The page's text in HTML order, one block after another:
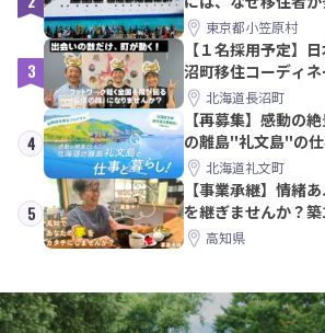
みた東京都小笠原村
3
【１名採用予定】
沼町移住コーディ
す！北海道長沼町
4
【再募集】感動の
の離島"礼文島"の仕
北海道礼文町
5
【事業承継】情緒
を継ぎませんか？
ら約10年！
高知県